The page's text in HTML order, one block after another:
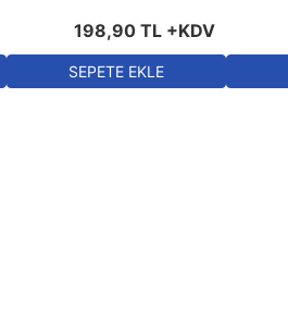
198,90 TL +KDV
SEPETE EKLE